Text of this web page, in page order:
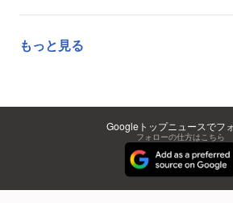
もっと見る
Googleトップニュースでフ
フォローの仕方はこちら